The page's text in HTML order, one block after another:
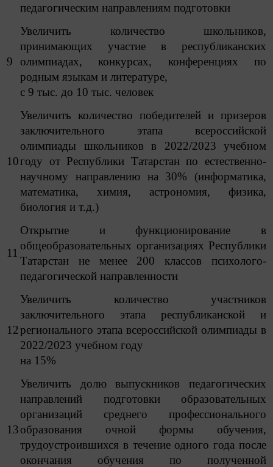
педагогическим направлениям подготовки
9
Увеличить количество школьников,
принимающих участие в республиканских
олимпиадах, конкурсах, конференциях по
родным языкам и литературе,
с 9 тыс. до 10 тыс. человек
10
Увеличить количество победителей и призеров
заключительного этапа всероссийской
олимпиады школьников в 2022/2023 учебном
году от Республики Татарстан по естественно-
научному направлению на 30% (информатика,
математика, химия, астрономия, физика,
биология и т.д.)
11
Открытие и функционирование в
общеобразовательных организациях Республики
Татарстан не менее 200 классов психолого-
педагогической направленности
12
Увеличить количество участников
заключительного этапа республиканской и
регионального этапа всероссийской олимпиады в
2022/2023 учебном году
на 15%
13
Увеличить долю выпускников педагогических
направлений подготовки образовательных
организаций среднего профессионального
образования очной формы обучения,
трудоустроившихся в течение одного года после
окончания обучения по полученной